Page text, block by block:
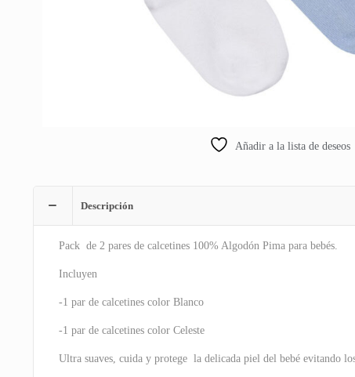
Añadir a la lista de deseos
Descripción
Pack de 2 pares de calcetines 100% Algodón Pima para bebés.
Incluyen
-1 par de calcetines color Blanco
-1 par de calcetines color Celeste
Ultra suaves, cuida y protege la delicada piel del bebé evitando